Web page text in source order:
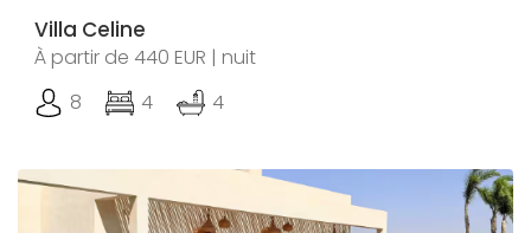
Villa Celine
À partir de 440 EUR | nuit
8
4 4